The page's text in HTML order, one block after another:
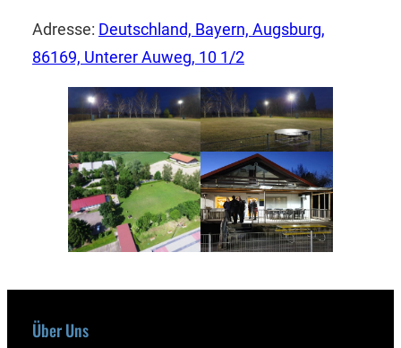
Adresse: Deutschland, Bayern, Augsburg,
86169, Unterer Auweg, 10 1/2
Über Uns